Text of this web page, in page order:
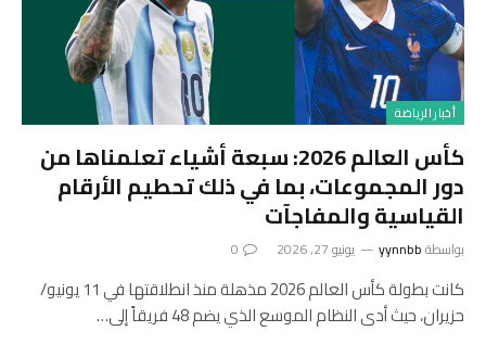
أخبار الرياضة
كأس العالم 2026: سبعة أشياء تعلمناها من
دور المجموعات، بما في ذلك تحطيم الأرقام
القياسية والمفاجآت
بواسطةyynnbb يونيو 27, 2026 0
كانت بطولة كأس العالم 2026 مذهلة منذ انطلاقتها في 11 يونيو/
حزيران، حيث أدى النظام الموسع الذي يضم 48 فريقاً إلى…